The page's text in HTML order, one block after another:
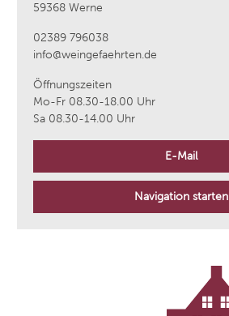
59368 Werne
02389 796038
info@weingefaehrten.de
Öffnungszeiten
Mo-Fr 08.30-18.00 Uhr
Sa 08.30-14.00 Uhr
E-Mail
Navigation starten